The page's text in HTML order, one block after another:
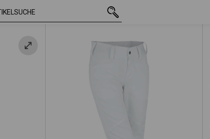
40 56,00 €